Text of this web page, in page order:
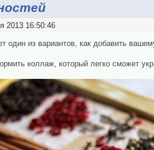
2013 16:50:46
один из вариантов, как добавить
коллаж, который легко сможет